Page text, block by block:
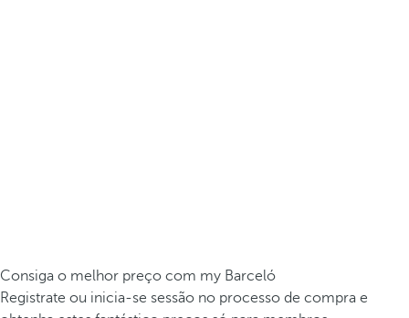
Consiga o melhor preço com my Barceló
Registrate ou inicia-se sessão no processo de compra e